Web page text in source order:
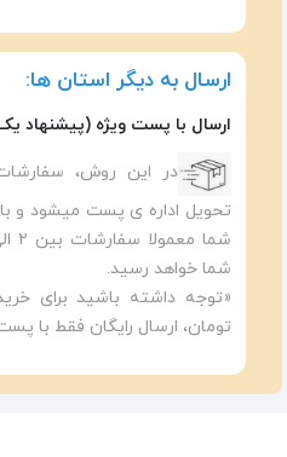
ارسال به دیگر استان ها:
ارسال با پست ویژه (پیشنهاد
در این روش،
تحویل اداره ی پست میشود و
شما خواهد رسید.
تومان، ارسال رایگان فقط با